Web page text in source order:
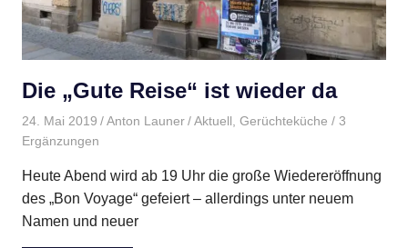
Die „Gute Reise“ ist wieder da
24. Mai 2019 Anton Launer Aktuell, Gerüchteküche / 3
Ergänzungen
Heute Abend wird ab 19 Uhr die große Wiedereröffnung
des „Bon Voyage“ gefeiert – allerdings unter neuem
Namen und neuer